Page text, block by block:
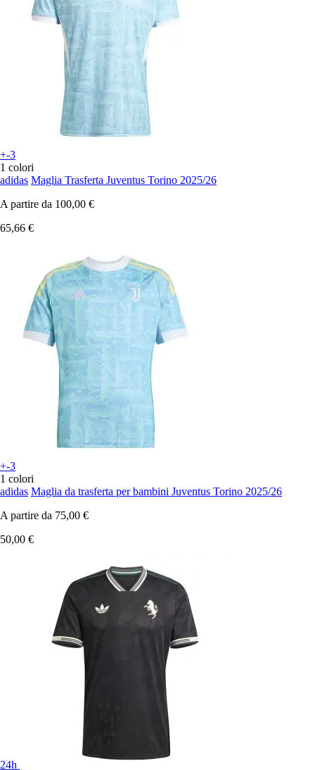
+-3
1 colori
adidas Maglia Trasferta Juventus Torino 2025/26
A partire da 100,00 €
65,66 €
+-3
1 colori
adidas Maglia da trasferta per bambini Juventus Torino 2025/26
A partire da 75,00 €
50,00 €
24h